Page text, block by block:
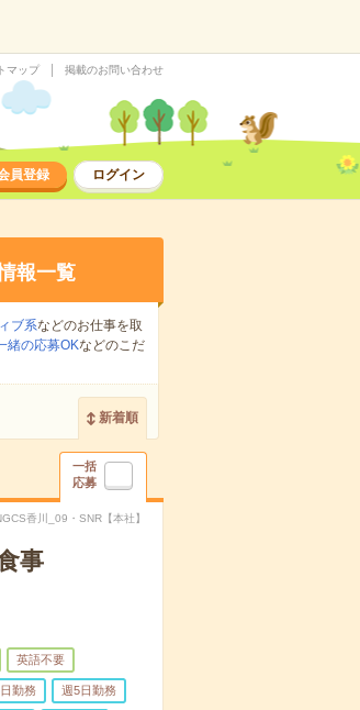
マップ 掲載のお問い合わせ
員登録 ログイン
報一覧
ブ系などのお仕事を取
緒の応募OKなどのこだ
新着順
一括
応募
香川_09・SNR【本社】
事
英語不要
勤務 週5日勤務